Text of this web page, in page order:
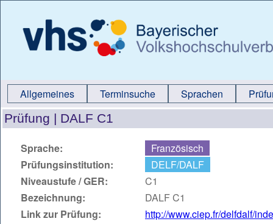
Allgemeines Terminsuche Sprachen
Prüfung | DALF C1
Sprache:
Französisch
Prüfungsinstitution:
DELF/DALF
Niveaustufe / GER:
C1
Bezeichnung:
DALF C1
Link zur Prüfung:
http://www.ciep.fr/delfdalf/